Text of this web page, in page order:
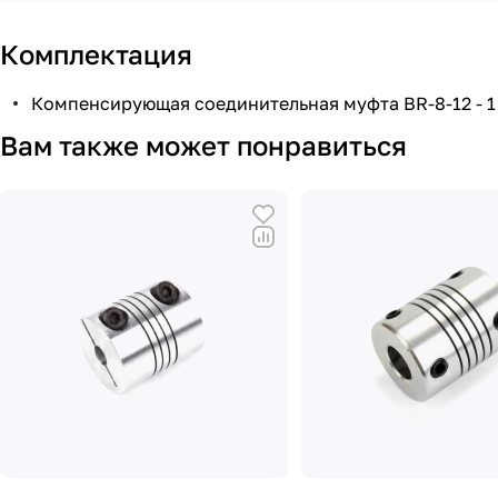
Комплектация
Компенсирующая соединительная муфта BR-8-12 -
Вам также может понравиться